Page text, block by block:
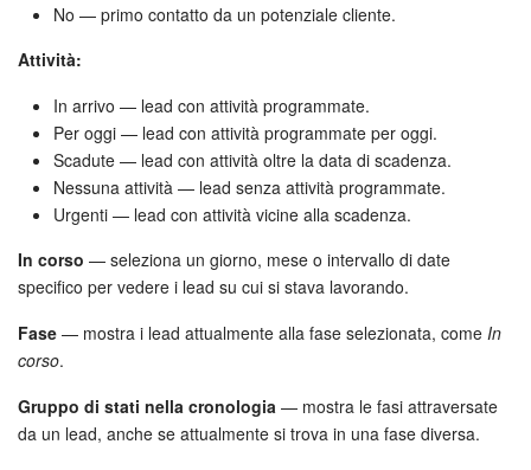
Gestione inventario
Mio profilo
Impostazioni
Enterprise
Domande generali
No — primo contatto da un potenziale cliente.
Attività:
In arrivo — lead con attività programmate.
Per oggi — lead con attività programmate per oggi.
Scadute — lead con attività oltre la data di scadenza.
Nessuna attività — lead senza attività programmate.
Urgenti — lead con attività vicine alla scadenza.
In corso — seleziona un giorno, mese o intervallo di date
specifico per vedere i lead su cui si stava lavorando.
Fase — mostra i lead attualmente alla fase selezionata, come In
corso.
Gruppo di stati nella cronologia — mostra le fasi attraversate
da un lead, anche se attualmente si trova in una fase diversa.